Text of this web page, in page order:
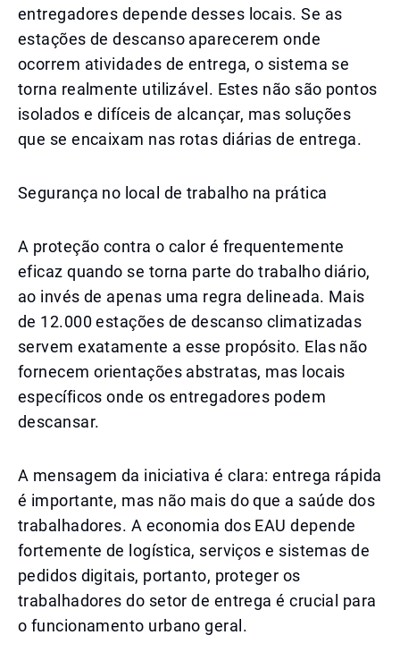
entregadores depende desses locais. Se as
estações de descanso aparecerem onde
ocorrem atividades de entrega, o sistema se
torna realmente utilizável. Estes não são pontos
isolados e difíceis de alcançar, mas soluções
que se encaixam nas rotas diárias de entrega.
Segurança no local de trabalho na prática
A proteção contra o calor é frequentemente
eficaz quando se torna parte do trabalho diário,
ao invés de apenas uma regra delineada. Mais
de 12.000 estações de descanso climatizadas
servem exatamente a esse propósito. Elas não
fornecem orientações abstratas, mas locais
específicos onde os entregadores podem
descansar.
A mensagem da iniciativa é clara: entrega rápida
é importante, mas não mais do que a saúde dos
trabalhadores. A economia dos EAU depende
fortemente de logística, serviços e sistemas de
pedidos digitais, portanto, proteger os
trabalhadores do setor de entrega é crucial para
o funcionamento urbano geral.